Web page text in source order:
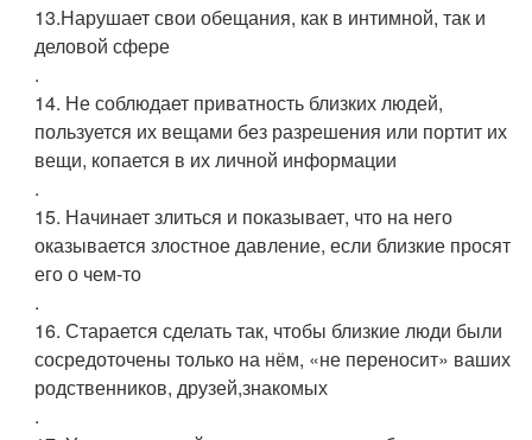
13.Нарушает свои обещания, как в интимной, так и
деловой сфере
.
14. Не соблюдает приватность близких людей,
пользуется их вещами без разрешения или портит их
вещи, копается в их личной информации
.
15. Начинает злиться и показывает, что на него
оказывается злостное давление, если близкие просят
его о чем-то
.
16. Старается сделать так, чтобы близкие люди были
сосредоточены только на нём, «не переносит» ваших
родственников, друзей,знакомых
.